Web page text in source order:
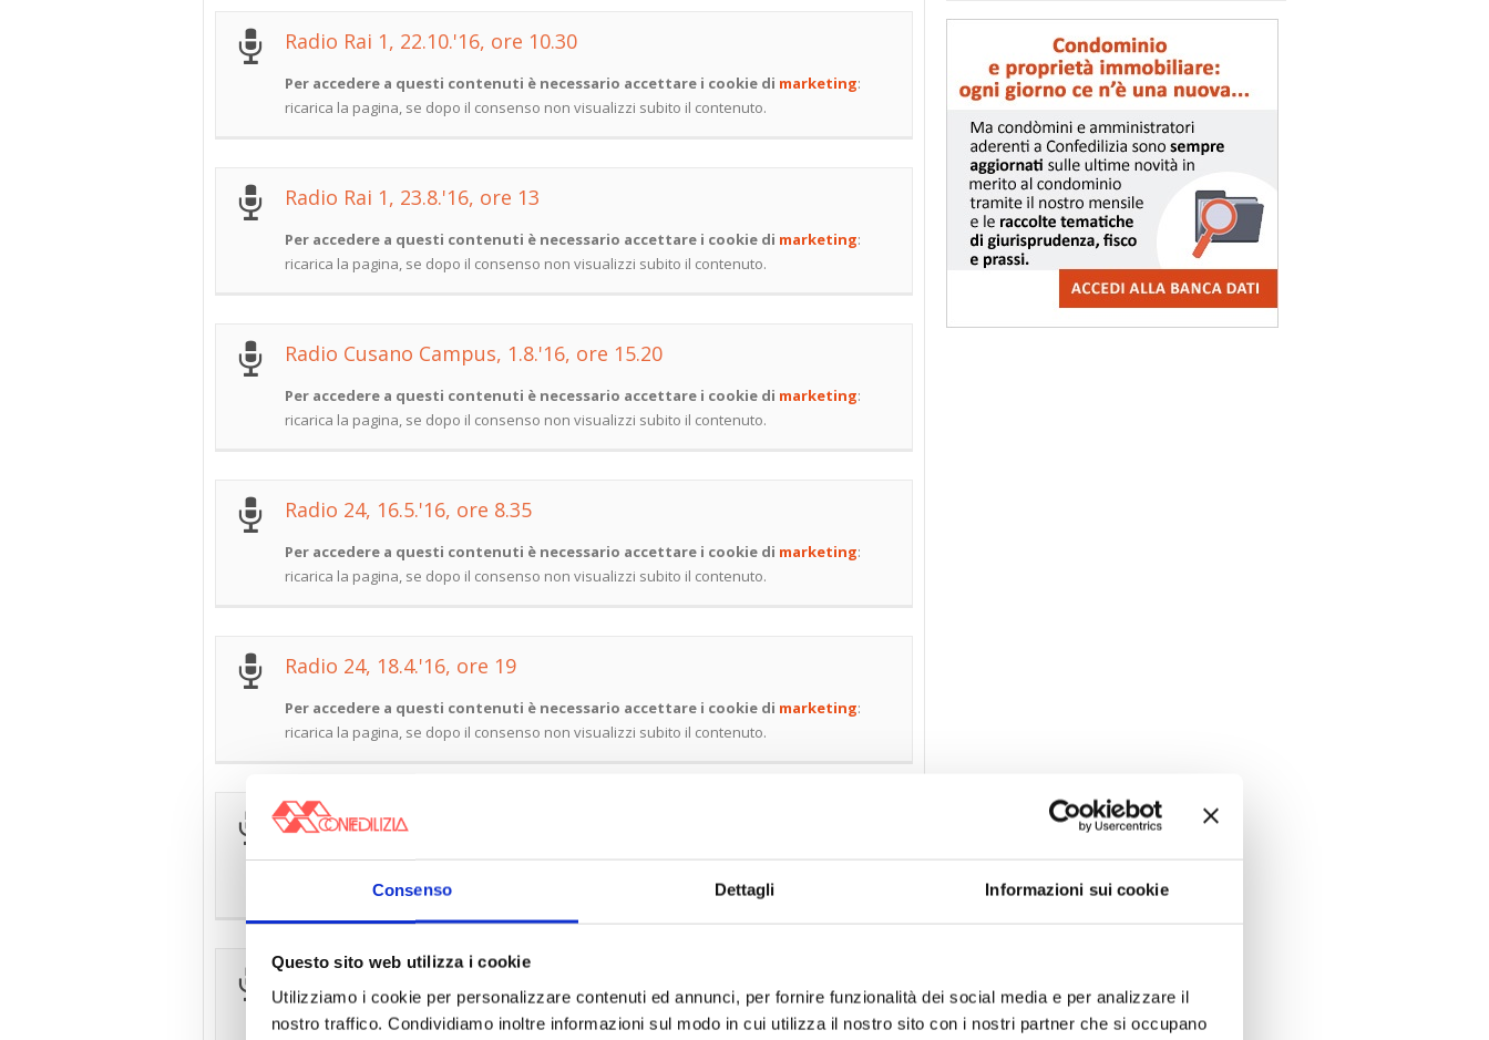
Consenso Dettagli Informazioni sui cookie
Questo sito web utilizza i cookie
Utilizziamo i cookie per personalizzare contenuti ed annunci, per fornire funzionalità dei social media e per analizzare il
nostro traffico. Condividiamo inoltre informazioni sul modo in cui utilizza il nostro sito con i nostri partner che si occupano
Radio Rai 1, 22.10.'16, ore 10.30
Per accedere a questi contenuti è necessario accettare i cookie di marketing:
ricarica la pagina, se dopo il consenso non visualizzi subito il contenuto.
Radio Rai 1, 23.8.'16, ore 13
Per accedere a questi contenuti è necessario accettare i cookie di marketing:
ricarica la pagina, se dopo il consenso non visualizzi subito il contenuto.
Radio Cusano Campus, 1.8.'16, ore 15.20
Per accedere a questi contenuti è necessario accettare i cookie di marketing:
ricarica la pagina, se dopo il consenso non visualizzi subito il contenuto.
Radio 24, 16.5.'16, ore 8.35
Per accedere a questi contenuti è necessario accettare i cookie di marketing:
ricarica la pagina, se dopo il consenso non visualizzi subito il contenuto.
Radio 24, 18.4.'16, ore 19
Per accedere a questi contenuti è necessario accettare i cookie di marketing:
ricarica la pagina, se dopo il consenso non visualizzi subito il contenuto.
Senato della Repubblica, 9.4.'16 - Intervento avv. Moja
Per accedere a questi contenuti è necessario accettare i cookie dimarketing:
ricarica la pagina, se dopo il consenso non visualizzi subito il contenuto.
Per accedere a questi contenuti è necessario accettare i cookie dimarketing: